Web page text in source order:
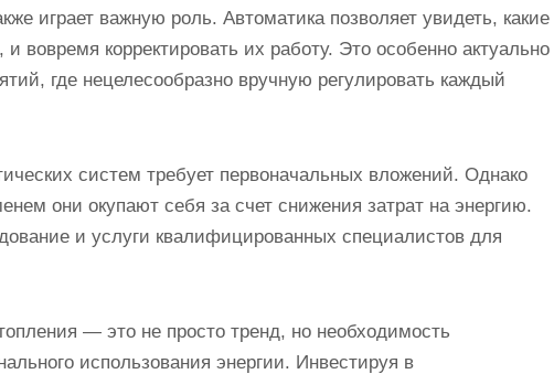
играет важную роль. Автоматика позволяет увидеть, какие
вовремя корректировать их работу. Это особенно актуально
где нецелесообразно вручную регулировать каждый
систем требует первоначальных вложений. Однако
они окупают себя за счет снижения затрат на энергию.
и услуги квалифицированных специалистов для
— это не просто тренд, но необходимость
использования энергии. Инвестируя в